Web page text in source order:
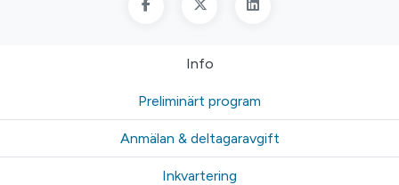
Info
Preliminärt program
Anmälan & deltagaravgift
Inkvartering